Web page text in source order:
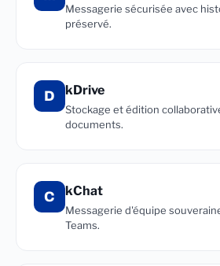
Messagerie sécurisée avec
préservé.
D kDrive
Stockage et édition
documents.
C kChat
Messagerie d'équipe
Teams.